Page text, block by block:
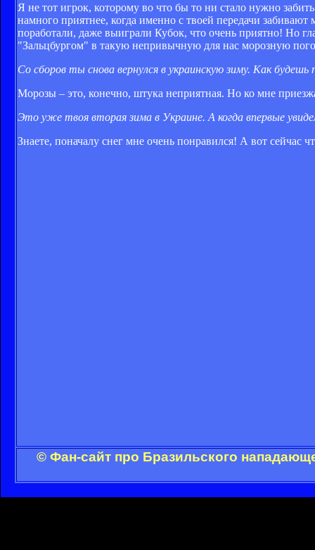
Я не тот игрок, которому во что бы то ни стало нужно
намного приятнее, когда именно с твоей передачи
поработали, даже выиграли Кубок, что очень приятно! Но
"Зальцбургом" в такую непривычную для нас морозную
Со сборов ты снова вернулся в украинскую зиму. Как будешь
Морозы – это, конечно, штука неприятная. Но ко мне
Это уже твоя вторая зима в Украине. А когда впервые
Знаете, поначалу снег мне очень понравился! А вот сейчас
© Фан-сайт про Бразильского